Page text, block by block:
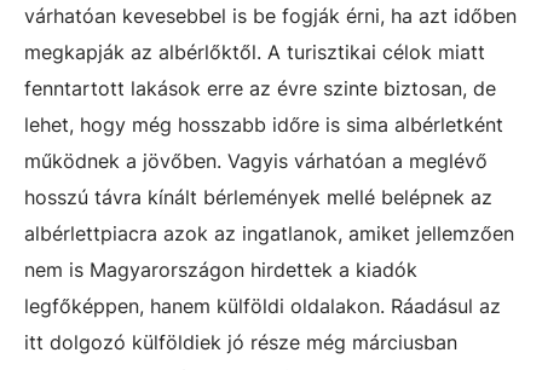
várhatóan kevesebbel is be fogják érni, ha azt időben
megkapják az albérlőktől. A turisztikai célok miatt
fenntartott lakások erre az évre szinte biztosan, de
lehet, hogy még hosszabb időre is sima albérletként
működnek a jövőben. Vagyis várhatóan a meglévő
hosszú távra kínált bérlemények mellé belépnek az
albérlettpiacra azok az ingatlanok, amiket jellemzően
nem is Magyarországon hirdettek a kiadók
legfőképpen, hanem külföldi oldalakon. Ráadásul az
itt dolgozó külföldiek jó része még márciusban